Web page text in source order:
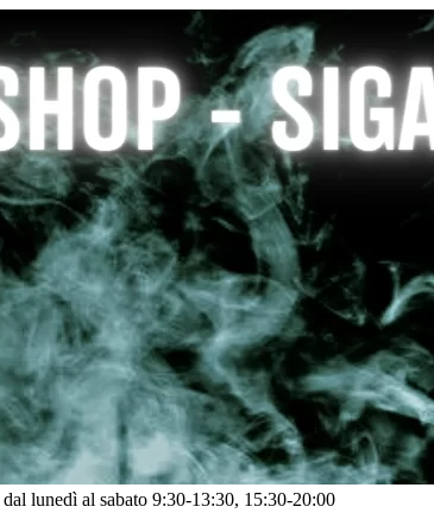
lunedì al sabato 9:30-13:30, 15:30-20:00